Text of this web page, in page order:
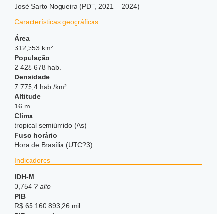
José Sarto Nogueira (PDT, 2021 – 2024)
Características geográficas
Área
312,353 km²
População
2 428 678 hab.
Densidade
7 775,4 hab./km²
Altitude
16 m
Clima
tropical semiúmido (As)
Fuso horário
Hora de Brasília (UTC?3)
Indicadores
IDH-M
0,754 ? alto
PIB
R$ 65 160 893,26 mil